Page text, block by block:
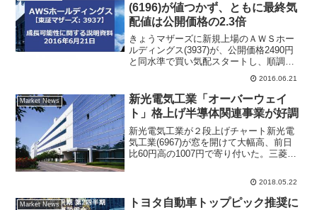
(6196)が値つかず、ともに最終気
配値は公開価格の2.3倍
きょうマザーズに新規上場のＡＷＳホー
ルディングス(3937)が、公開価格2490円
と同水準で買い気配スタートし、順調に
気配値を切り上げで結局値つかずとなっ
た。最終気配値は公開価格の2.3倍となる
5730円。同社は、フィリピン子会社によ
るソフ...
2016.06.21
Market News
新光電気工業「オーバーウェイ
ト」格上げ半導体関連事業が好調
新光電気工業が２段上げチャート新光電
気工業(6967)が窓を開けて大幅高、前日
比60円高の1007円で寄り付いた。三菱Ｕ
ーウェイト」へ格上げしたことが市場関
係者の間で確...
2018.05.22
Market News
トヨタ自動車トップピック推奨に